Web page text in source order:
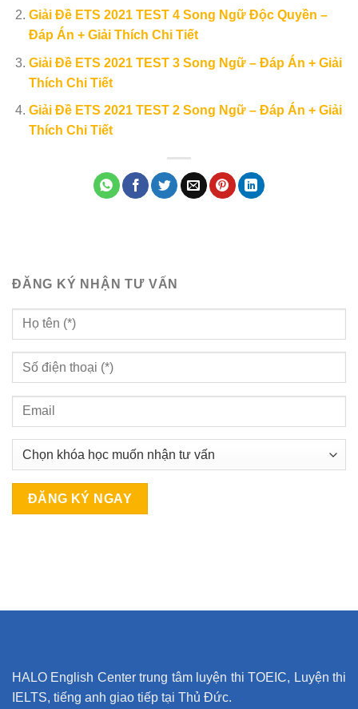
Giải Đề ETS 2021 TEST 4 Song Ngữ Độc Quyền –
Đáp Án + Giải Thích Chi Tiết
Giải Đề ETS 2021 TEST 3 Song Ngữ – Đáp Án + Giải
Thích Chi Tiết
Giải Đề ETS 2021 TEST 2 Song Ngữ – Đáp Án + Giải
Thích Chi Tiết
ĐĂNG KÝ NHẬN TƯ VẤN
r
i
v
HALO English Center trung tâm luyện thi TOEIC, Luyện thi
IELTS, tiếng anh giao tiếp tại Thủ Đức.